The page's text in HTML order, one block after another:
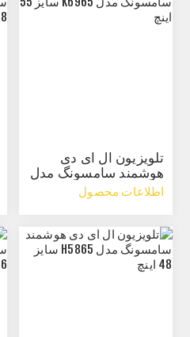
تلویزیون ال ای دی
هوشمند سامسونگ مدل
K6965 سایز 55 اینچ
اطلاعات محصول